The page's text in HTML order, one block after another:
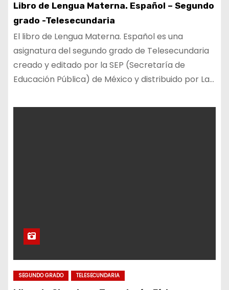
Libro de Lengua Materna. Español – Segundo
grado -Telesecundaria
El libro de Lengua Materna. Español es una
asignatura del segundo grado de Telesecundaria
creado y editado por la SEP (Secretaría de
Educación Pública) de México y distribuido por La…
SEGUNDO GRADO TELESECUNDARIA